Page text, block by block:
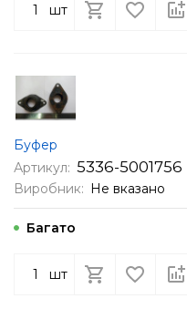
шт
Буфер
Артикул: 5336-5001756
Виробник: Не вказано
Багато
шт